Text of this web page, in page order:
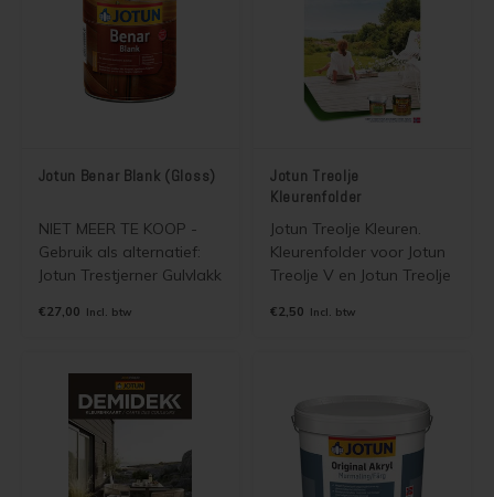
Jotun Benar Blank (Gloss)
NIET MEER TE KOOP -
Gebruik als alternatief:
Jotun Trestjerner Gulvlakk
UVR
€27,00 Incl. btw
Jotun Treolje
Kleurenfolder
Jotun Treolje Kleuren.
Kleurenfolder voor Jotun
Treolje V en Jotun Treolje
verzonden als
€2,50 Incl. btw